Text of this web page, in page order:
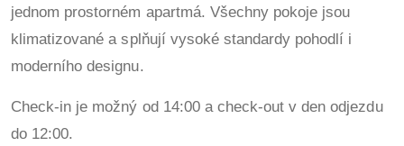
jednom prostorném apartmá. Všechny pokoje jsou
klimatizované a splňují vysoké standardy pohodlí i
moderního designu.
Check-in je možný od 14:00 a check-out v den odjezdu
do 12:00.